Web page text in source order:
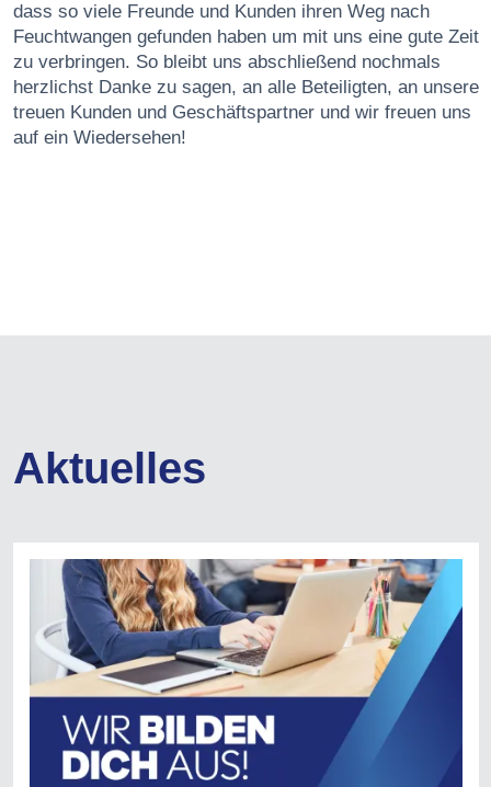
dass so viele Freunde und Kunden ihren Weg nach
Feuchtwangen gefunden haben um mit uns eine gute Zeit
zu verbringen. So bleibt uns abschließend nochmals
herzlichst Danke zu sagen, an alle Beteiligten, an unsere
treuen Kunden und Geschäftspartner und wir freuen uns
auf ein Wiedersehen!
Aktuelles